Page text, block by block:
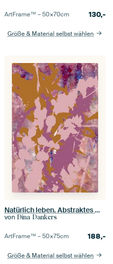
ArtFrame™ –50×70cm 130,-
Größe & Material selbst wählen
Natürlich leben. Abstraktes Medley aus botanischen Blättern. Rosa, lila, ocker
von Dina Dankers
ArtFrame™ –50×75cm 188,-
Größe & Material selbst wählen